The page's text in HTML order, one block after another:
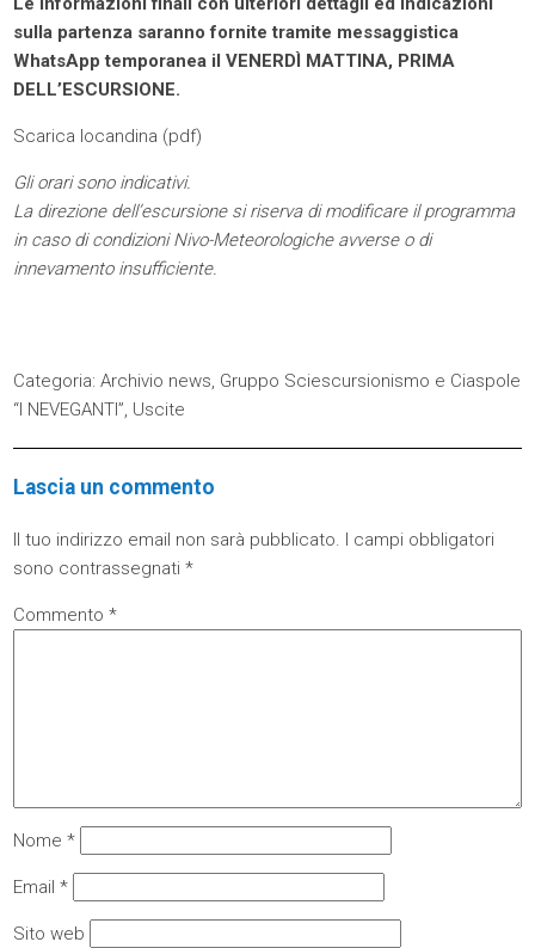
sulla partenza saranno fornite tramite messaggistica
WhatsApp temporanea il VENERDÌ MATTINA, PRIMA
DELL’ESCURSIONE.
Scarica locandina (pdf)
Gli orari sono indicativi.
La direzione dell’escursione si riserva di modificare il programma
in caso di condizioni Nivo-Meteorologiche avverse o di
innevamento insufficiente.
Categoria:Archivio news, Gruppo Sciescursionismo e Ciaspole
“I NEVEGANTI”, Uscite
Lascia un commento
Il tuo indirizzo email non sarà pubblicato. I campi obbligatori
sono contrassegnati*
Commento*
Nome*
Email*
Sito web